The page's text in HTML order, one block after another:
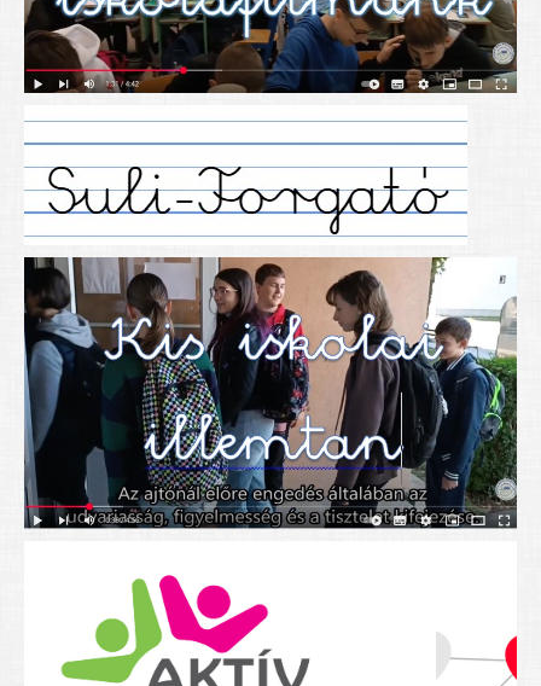
Tanulmányi versenyek
Alapítványunk
Nyitva tartás
SZÜLŐKNEK
Google Tanterem, Classroom - útmutató diákoknak
Tanév rendje
Étkezés befizetése
Étlap
eKréta
Diákigazolvány igénylése
Mindennapos testnevelés
Tartós tankönyvek
Nyolcadikosainknak
Kréta szülői segédlet